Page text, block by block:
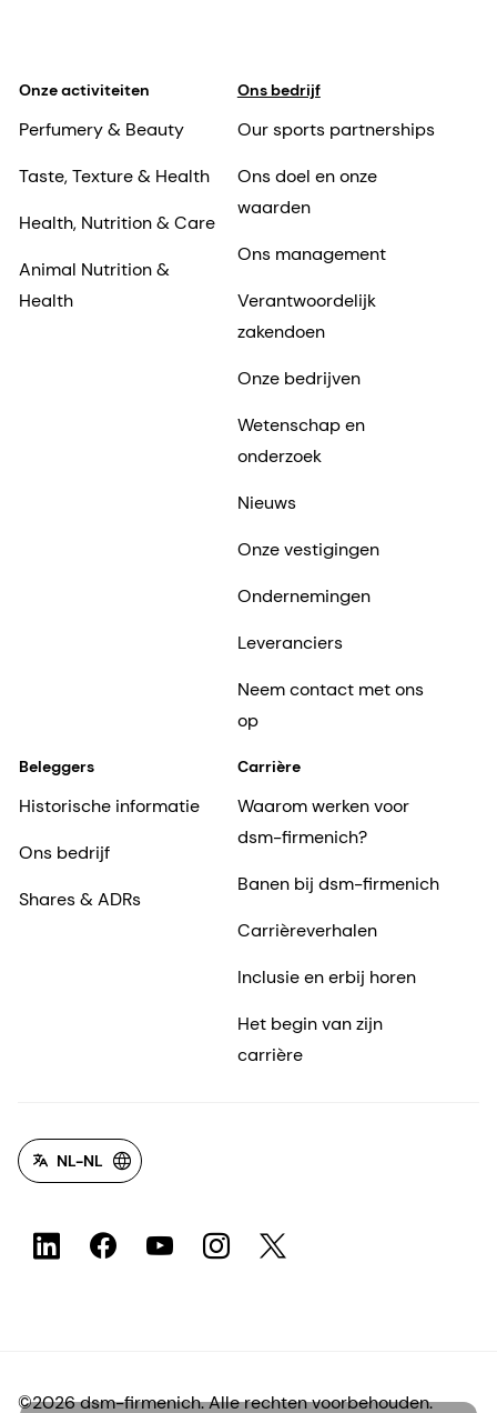
Onze activiteiten
Perfumery & Beauty
Taste, Texture & Health
Health, Nutrition & Care
Animal Nutrition &
Health
Ons bedrijf
Our sports partnerships
Ons doel en onze
waarden
Ons management
Verantwoordelijk
zakendoen
Onze bedrijven
Wetenschap en
onderzoek
Nieuws
Onze vestigingen
Ondernemingen
Leveranciers
Neem contact met ons
op
Beleggers
Historische informatie
Ons bedrijf
Shares & ADRs
Carrière
Waarom werken voor
dsm-firmenich?
Banen bij dsm-firmenich
Carrièreverhalen
Inclusie en erbij horen
Het begin van zijn
carrière
NL-NL
©2026 dsm-firmenich. Alle rechten voorbehouden.